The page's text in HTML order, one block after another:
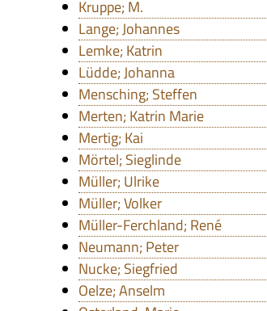
Kruppe; M.
Lange; Johannes
Lemke; Katrin
Lüdde; Johanna
Mensching; Steffen
Merten; Katrin Marie
Mertig; Kai
Mörtel; Sieglinde
Müller; Ulrike
Müller; Volker
Müller-Ferchland; René
Neumann; Peter
Nucke; Siegfried
Oelze; Anselm